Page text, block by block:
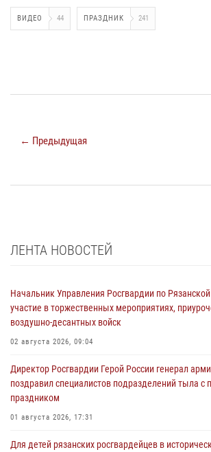
ВИДЕО 44 ПРАЗДНИК 241
← Предыдущая
ЛЕНТА НОВОСТЕЙ
Начальник Управления Росгвардии по
участие в торжественных мероприятиях,
воздушно-десантных войск
02 августа 2026, 09:04
Директор Росгвардии Герой России генерал
поздравил специалистов подразделений тыла с
праздником
01 августа 2026, 17:31
Для детей рязанских росгвардейцев в